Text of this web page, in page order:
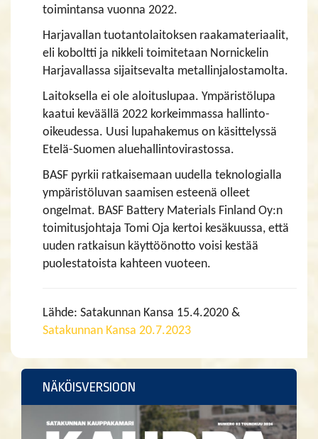
toimintansa vuonna 2022.
Harjavallan tuotantolaitoksen raakamateriaalit,
eli koboltti ja nikkeli toimitetaan Nornickelin
Harjavallassa sijaitsevalta metallinjalostamolta.
Laitoksella ei ole aloituslupaa. Ympäristölupa
kaatui keväällä 2022 korkeimmassa hallinto-
oikeudessa. Uusi lupahakemus on käsittelyssä
Etelä-Suomen aluehallintovirastossa.
BASF pyrkii ratkaisemaan uudella teknologialla
ympäristöluvan saamisen esteenä olleet
ongelmat. BASF Battery Materials Finland Oy:n
toimitusjohtaja Tomi Oja kertoi kesäkuussa, että
uuden ratkaisun käyttöönotto voisi kestää
puolestatoista kahteen vuoteen.
Lähde: Satakunnan Kansa 15.4.2020 &
Satakunnan Kansa 20.7.2023
NÄKÖISVERSIOON